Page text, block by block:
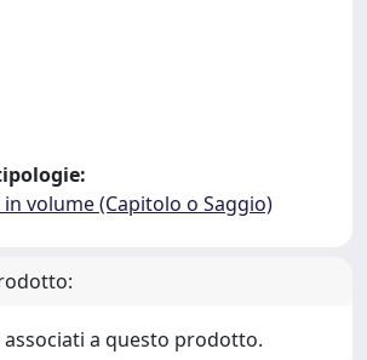
volume (Capitolo o Saggio)
a questo prodotto.